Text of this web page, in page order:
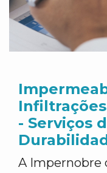
- Serviços
A Impernobre